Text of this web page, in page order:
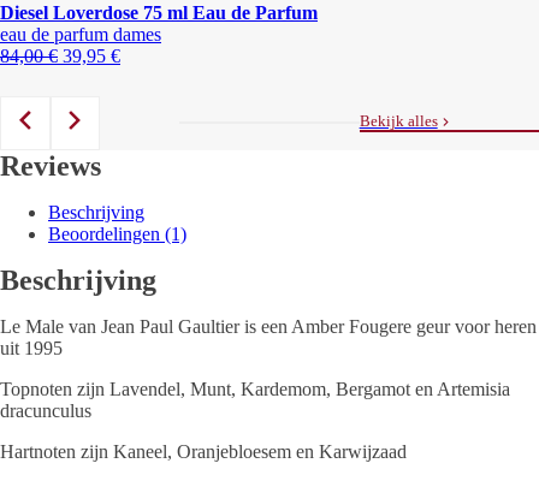
Diesel Loverdose 75 ml Eau de Parfum
eau de parfum dames
84,00€ Oorspronkelijke
84,00 €.
39,95 €Huidige
Bekijk alles
Reviews
Beschrijving
Beoordelingen (1)
Beschrijving
Le Male van Jean Paul Gaultier is een Amber Fougere geur voor heren
uit 1995
Topnoten zijn Lavendel, Munt, Kardemom, Bergamot en Artemisia
dracunculus
Hartnoten zijn Kaneel, Oranjebloesem en Karwijzaad